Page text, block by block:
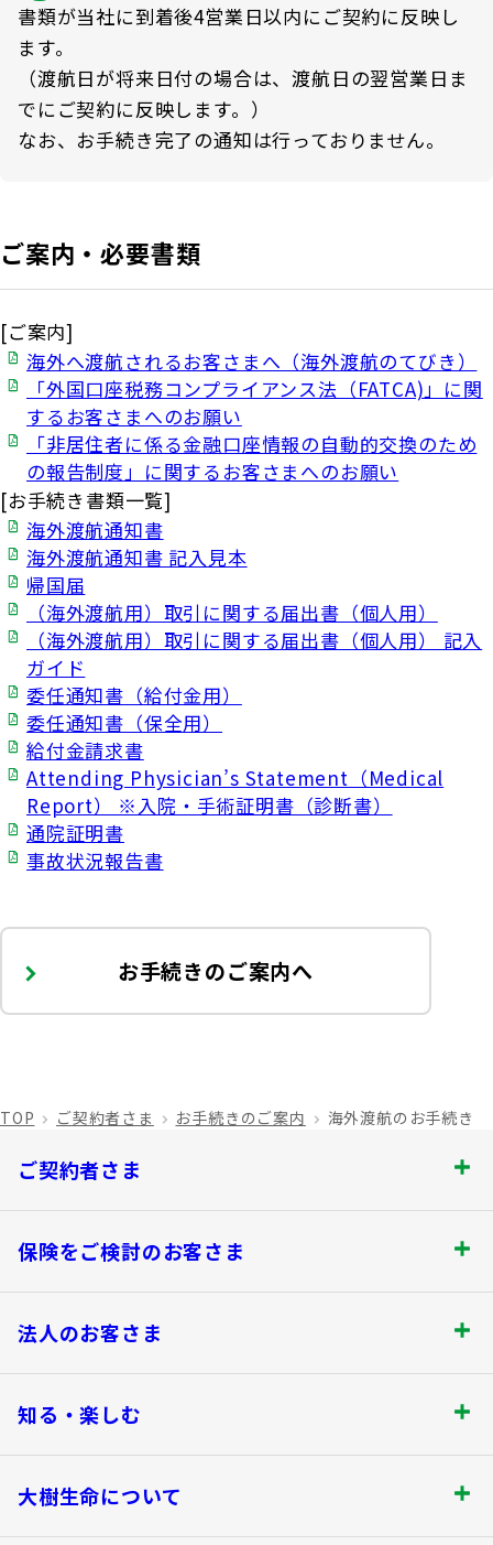
書類が当社に到着後4営業日以内にご契約に反映し
ます。
（渡航日が将来日付の場合は、渡航日の翌営業日ま
でにご契約に反映します。）
なお、お手続き完了の通知は行っておりません。
ご案内・必要書類
[ご案内]
海外へ渡航されるお客さまへ（海外渡航のてびき）
「外国口座税務コンプライアンス法（FATCA)」に関
するお客さまへのお願い
「非居住者に係る金融口座情報の自動的交換のため
の報告制度」に関するお客さまへのお願い
[お手続き書類一覧]
海外渡航通知書
海外渡航通知書 記入見本
帰国届
（海外渡航用）取引に関する届出書（個人用）
（海外渡航用）取引に関する届出書（個人用） 記入
ガイド
委任通知書（給付金用）
委任通知書（保全用）
給付金請求書
Attending Physician’s Statement（Medical
Report） ※入院・手術証明書（診断書）
通院証明書
事故状況報告書
お手続きのご案内へ
TOP ご契約者さま お手続きのご案内 海外渡航のお手続き
ご契約者さま
ご契約者さま トップ
お手続きのご案内
保険金・給付金のお支払いについて
契約内容の確認・変更
書類の再発行
満期保険金などのご請求
資金の引出し
保険をご検討のお客さま
保険をご検討のお客さま トップ
商品を選ぶ
探してみよう！あなたにぴったりな保険
生命保険商品一覧
損害保険商品
法人のお客さま
法人のお客さま トップ
各都道府県中小企業団体中央会の会員の
皆さま
知る・楽しむ
知る・楽しむ トップ
大樹生命について